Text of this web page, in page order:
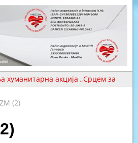
хуманитарна акција „Срцем за
волонтерима – они су срце
(ФОТО)
помоћ уручена у Толиси и
(2)